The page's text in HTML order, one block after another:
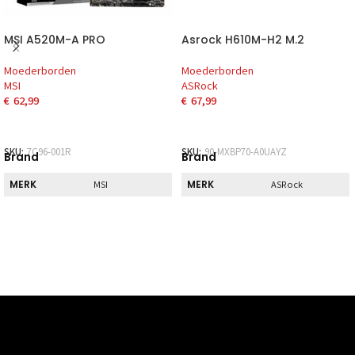
MSI A520M-A PRO
Moederborden
MSI
€ 62,99
SKU:7C96-001R
Brand
MERK MSI
Asrock H610M-H2 M.2
Moederborden
ASRock
€ 67,99
SKU:90-MXBP70-A0UAYZ
Brand
MERK ASRock